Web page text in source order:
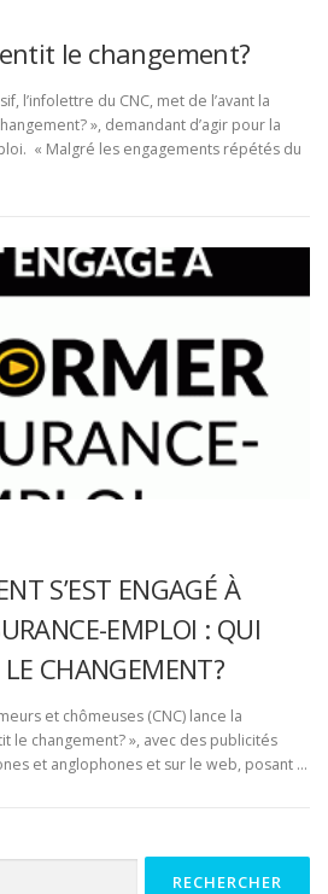
le changement?
l’infolettre du CNC, met de l’avant la
», demandant d’agir pour la
« Malgré les engagements répétés du
S’EST ENGAGÉ À
EMPLOI : QUI
CHANGEMENT?
et chômeuses (CNC) lance la
le changement? », avec des publicités
et anglophones et sur le web, posant …